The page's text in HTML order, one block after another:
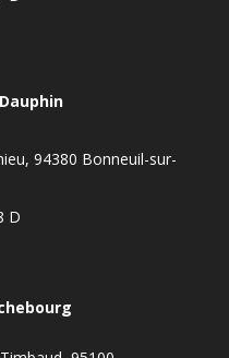
94380 Bonneuil-sur-
D